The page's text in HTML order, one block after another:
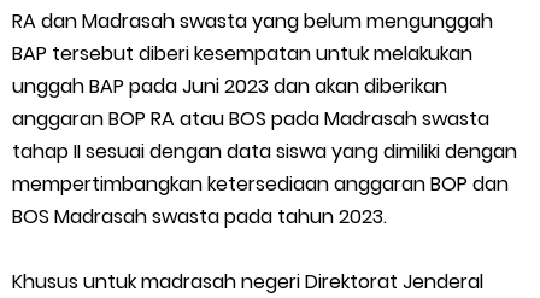
RA dan Madrasah swasta yang belum mengunggah
BAP tersebut diberi kesempatan untuk melakukan
unggah BAP pada Juni 2023 dan akan diberikan
anggaran BOP RA atau BOS pada Madrasah swasta
tahap II sesuai dengan data siswa yang dimiliki dengan
mempertimbangkan ketersediaan anggaran BOP dan
BOS Madrasah swasta pada tahun 2023.
Khusus untuk madrasah negeri Direktorat Jenderal